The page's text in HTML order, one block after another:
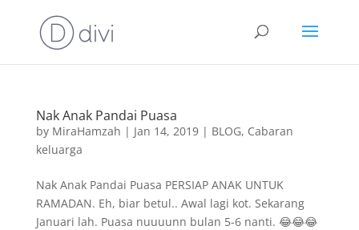
Nak Anak Pandai Puasa
by MiraHamzah | Jan 14, 2019| BLOG, Cabaran
keluarga
Nak Anak Pandai Puasa PERSIAP ANAK UNTUK
RAMADAN. Eh, biar betul.. Awal lagi kot. Sekarang
Januari lah. Puasa nuuuunn bulan 5-6 nanti. 😂😂😂